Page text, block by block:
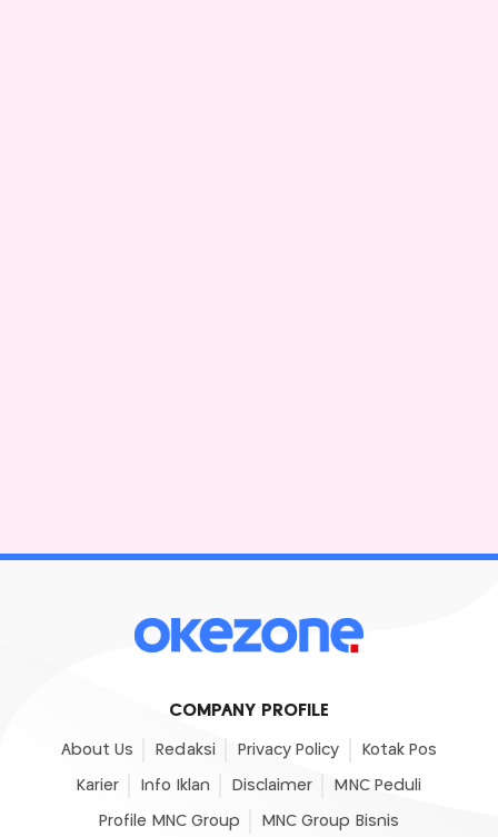
COMPANY PROFILE
About Us Redaksi Privacy Policy Kotak Pos
Karier Info Iklan Disclaimer MNC Peduli
Profile MNC Group MNC Group Bisnis